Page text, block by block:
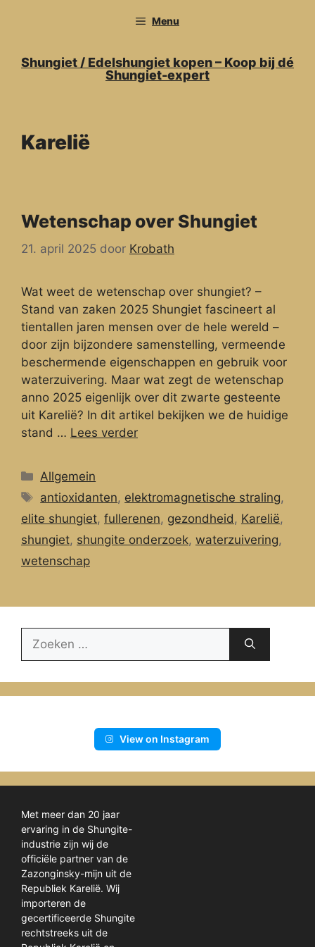
inhoud
Menu
Shungiet / Edelshungiet kopen – Koop bij dé
Shungiet-expert
Karelië
Wetenschap over Shungiet
21. april 2025 door Krobath
Wat weet de wetenschap over shungiet? –
Stand van zaken 2025 Shungiet fascineert al
tientallen jaren mensen over de hele wereld –
door zijn bijzondere samenstelling, vermeende
beschermende eigenschappen en gebruik voor
waterzuivering. Maar wat zegt de wetenschap
anno 2025 eigenlijk over dit zwarte gesteente
uit Karelië? In dit artikel bekijken we de huidige
stand … Lees verder
Categorieën
Allgemein
Tags
antioxidanten, elektromagnetische straling,
elite shungiet, fullerenen, gezondheid , Karelië,
shungiet, shungite onderzoek, waterzuivering,
wetenschap
naar:
View on Instagram
Met meer dan 20 jaar
ervaring in de Shungite-
industrie zijn wij de
officiële partner van de
Zazonginsky-mijn uit de
Republiek Karelië. Wij
importeren de
gecertificeerde Shungite
rechtstreeks uit de